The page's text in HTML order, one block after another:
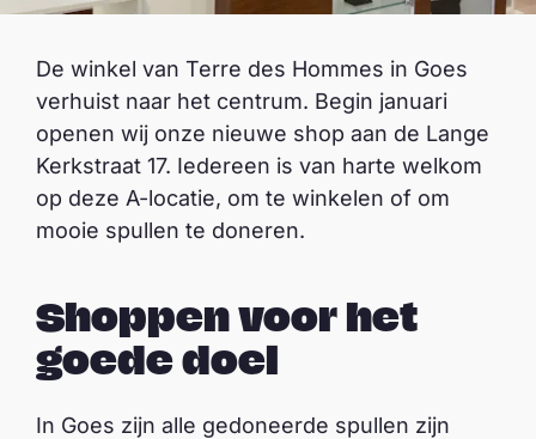
De winkel van Terre des Hommes in Goes
verhuist naar het centrum. Begin januari
openen wij onze nieuwe shop aan de Lange
Kerkstraat 17. Iedereen is van harte welkom
op deze A-locatie, om te winkelen of om
mooie spullen te doneren.
Shoppen voor het
goede doel
In Goes zijn alle gedoneerde spullen zijn